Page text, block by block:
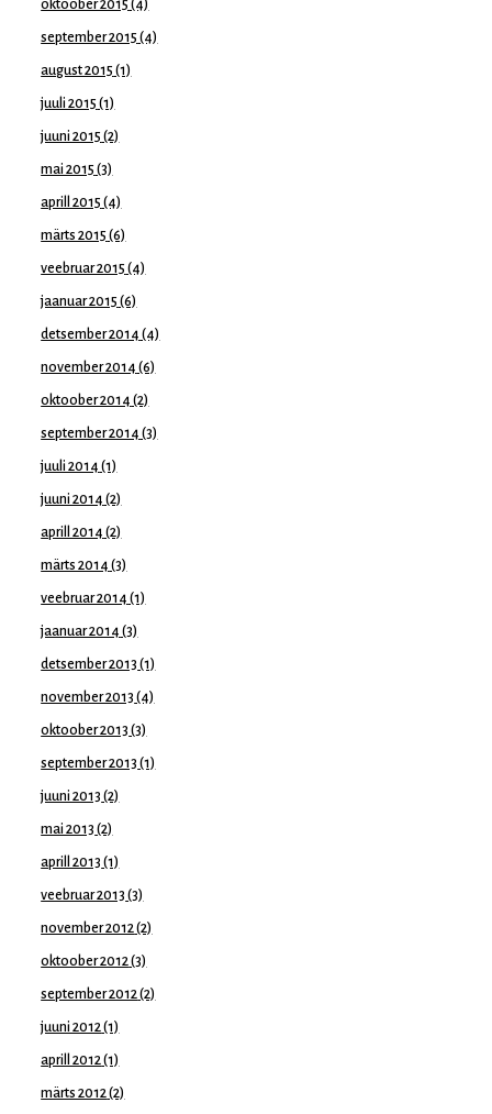
oktoober 2015 (4)
september 2015 (4)
august 2015 (1)
juuli 2015 (1)
juuni 2015 (2)
mai 2015 (3)
aprill 2015 (4)
märts 2015 (6)
veebruar 2015 (4)
jaanuar 2015 (6)
detsember 2014 (4)
november 2014 (6)
oktoober 2014 (2)
september 2014 (3)
juuli 2014 (1)
juuni 2014 (2)
aprill 2014 (2)
märts 2014 (3)
veebruar 2014 (1)
jaanuar 2014 (3)
detsember 2013 (1)
november 2013 (4)
oktoober 2013 (3)
september 2013 (1)
juuni 2013 (2)
mai 2013 (2)
aprill 2013 (1)
veebruar 2013 (3)
november 2012(2)
oktoober 2012(3)
september 2012(2)
juuni 2012(1)
aprill 2012(1)
märts 2012(2)